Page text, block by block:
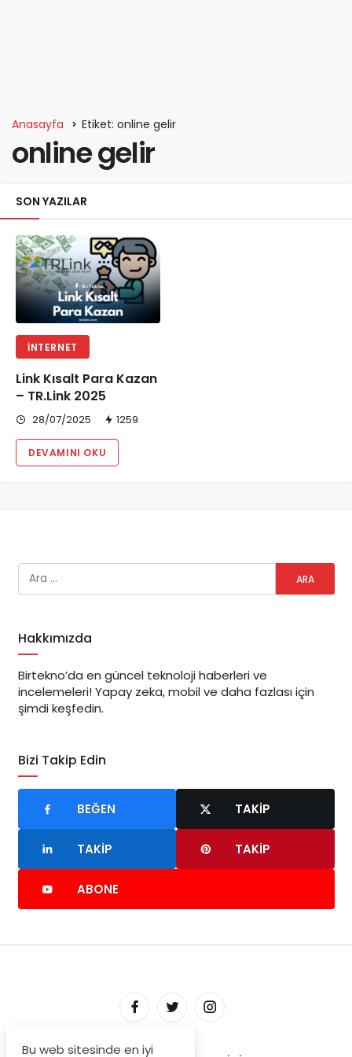
Anasayfa Etiket: online gelir
online gelir
SON YAZILAR
İNTERNET
Link Kısalt Para Kazan
– TR.Link 2025
28/07/2025 1259
DEVAMINI OKU
Hakkımızda
Birtekno’da en güncel teknoloji haberleri ve
incelemeleri! Yapay zeka, mobil ve daha fazlası için
şimdi keşfedin.
Bizi Takip Edin
BEĞEN TAKIP
TAKIP TAKIP
ABONE
Bu web sitesinde en iyi